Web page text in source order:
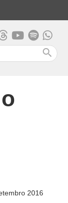
search
2016